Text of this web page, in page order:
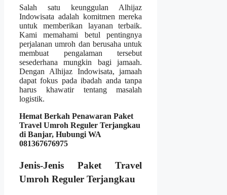
Salah satu keunggulan Alhijaz
Indowisata adalah komitmen mereka
untuk memberikan layanan terbaik.
Kami memahami betul pentingnya
perjalanan umroh dan berusaha untuk
membuat pengalaman tersebut
sesederhana mungkin bagi jamaah.
Dengan Alhijaz Indowisata, jamaah
dapat fokus pada ibadah anda tanpa
harus khawatir tentang masalah
logistik.
Hemat Berkah Penawaran Paket
Travel Umroh Reguler Terjangkau
di Banjar, Hubungi WA
081367676975
Jenis-Jenis Paket Travel
Umroh Reguler Terjangkau